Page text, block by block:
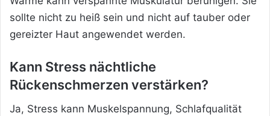
sollte nicht zu heiß sein und nicht auf tauber oder
gereizter Haut angewendet werden.
Kann Stress nächtliche
Rückenschmerzen verstärken?
Ja, Stress kann Muskelspannung, Schlafqualität